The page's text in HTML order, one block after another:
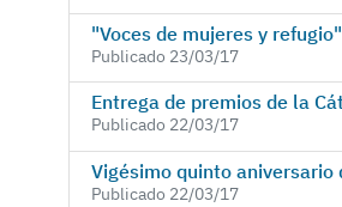
"Voces de mujeres y refugio"
Publicado 23/03/17
Publicado 22/03/17
Publicado 22/03/17